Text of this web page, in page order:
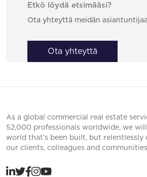
Etkö löydä etsimääsi?
Ota yhteyttä meidän
Ota yhteyttä
As a global commercial real estate
52,000 professionals worldwide, we
world that’s been built, but
our clients, colleagues and